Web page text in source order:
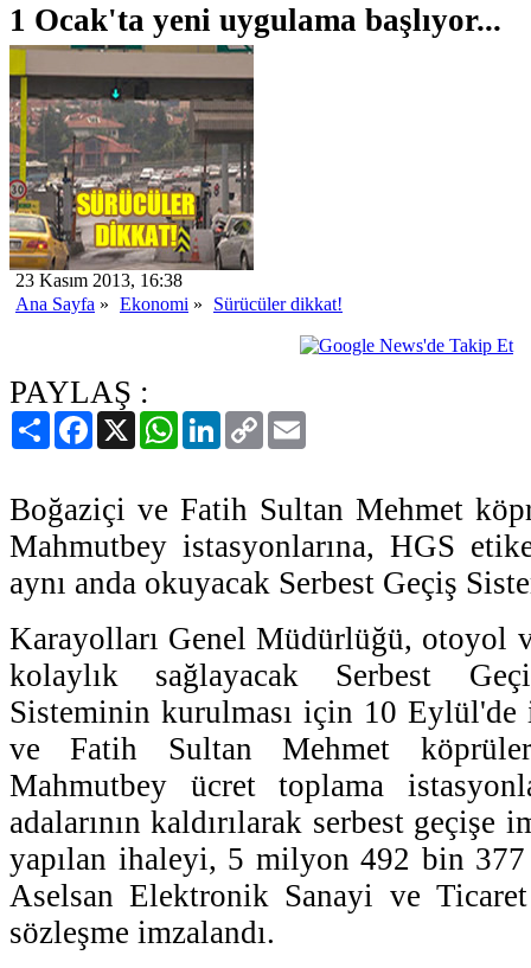
1 Ocak'ta yeni uygulama başlıyor...
23 Kasım 2013, 16:38
Ana Sayfa » Ekonomi » Sürücüler dikkat!
PAYLAŞ :
PaylaşFacebook
X WhatsAppLinkedIn
Copy
Link
Boğaziçi ve Fatih Sultan Mehmet
Mahmutbey istasyonlarına, HGS
aynı anda okuyacak Serbest Geçiş
Karayolları Genel Müdürlüğü, otoyol
kolaylık sağlayacak Serbest
Sisteminin kurulması için 10 Eylül'de
ve Fatih Sultan Mehmet
Mahmutbey ücret toplama
adalarının kaldırılarak serbest geçişe
yapılan ihaleyi, 5 milyon 492 bin
Aselsan Elektronik Sanayi ve
sözleşme imzalandı.